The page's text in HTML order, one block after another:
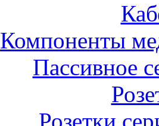
Компоненты
Пассивное